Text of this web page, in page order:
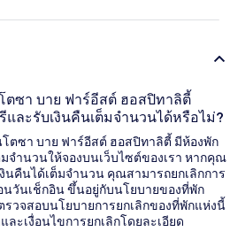
ตซา บาย ฟาร์อีสต์ ฮอสปิทาลิตี้
และรับเงินคืนเต็มจำนวนได้หรือไม่?
โตซา บาย ฟาร์อีสต์ ฮอสปิทาลิตี้ มีห้องพัก
จำนวนให้จองบนเว็บไซต์ของเรา หากคุณ
นคืนได้เต็มจำนวน คุณสามารถยกเลิกการ
นวันเช็กอิน ขึ้นอยู่กับนโยบายของที่พัก
วจสอบนโยบายการยกเลิกของที่พักแห่งนี้
ะเงื่อนไขการยกเลิกโดยละเอียด